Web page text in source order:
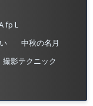
fp L
中秋の名月
撮影テクニック